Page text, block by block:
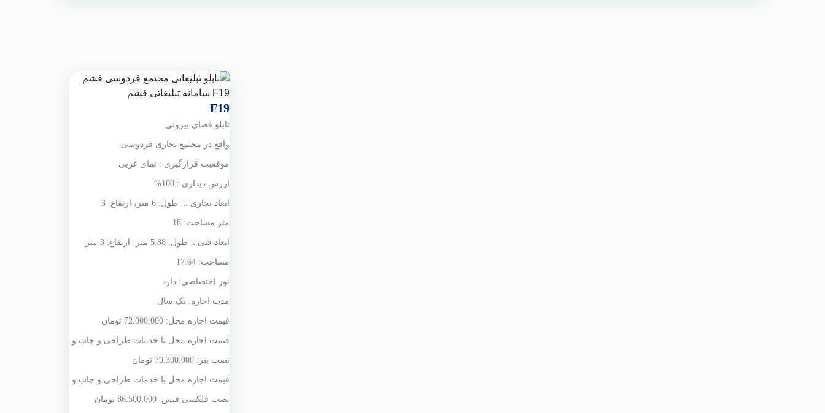
F19
تابلو فضای بیرونی
واقع در مجتمع تجاری فردوسی
موقعیت قرارگیری : نمای غربی
ارزش دیداری : 100%
ابعاد تجاری ::: طول: 6 متر، ارتفاع: 3
متر مساحت: 18
ابعاد فنی::: طول: 5.88 متر، ارتفاع: 3 متر
مساحت: 17.64
نور اختصاصی: دارد
مدت اجاره: یک سال
قیمت اجاره محل: 72.000.000 تومان
قیمت اجاره محل با خدمات طراحی و چاپ و
نصب بنر: 79.300.000 تومان
قیمت اجاره محل با خدمات طراحی و چاپ و
نصب فلکسی فیس: 86.500.000 تومان